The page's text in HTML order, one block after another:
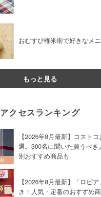
おむすび権米衛で好きなメ
もっと見る
アクセスランキング
【2026年8月最新】コスト
選。300名に聞いた買うべき
別おすすめ商品も
【2026年8月最新】「ロピ
き！人気・定番のおすすめ